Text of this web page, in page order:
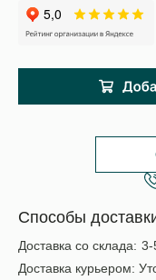
Способы
Доставка со склада: 3-
Доставка курьером: